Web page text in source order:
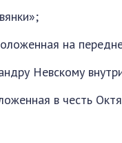
на
Невскому
в честь